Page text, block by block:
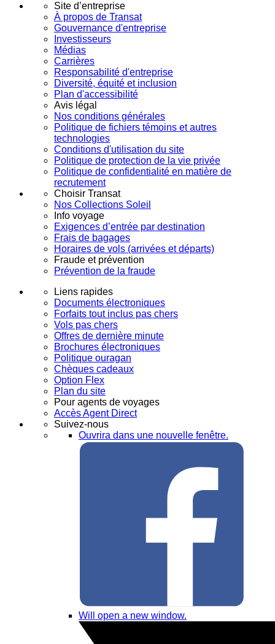
Site d’entreprise
À propos de Transat
Gouvernance d'entreprise
Investisseurs
Médias
Carrières
Responsabilité d'entreprise
Diversité, équité et inclusion
Plan d'accessibilité
Avis légal
Nos conditions générales
Politique de fichiers témoins et autres
technologies
Conditions d'utilisation du site
Politique de protection de la vie privée
Politique de confidentialité en matière de
recrutement
Choisir Transat
Nos Collections Soleil
Info voyage
Exigences d’entrée par destination
Frais de bagages
Horaires de vols (arrivées et départs)
Fraude et prévention
Prévention de la fraude
Liens rapides
Documents électroniques
Forfaits tout inclus pas chers
Vols pas chers
Offres de dernière minute
Brochures électroniques
Politique ouragan
Chèques cadeaux
Option Flex
Plan du site
Pour agents de voyages
Accès Agent Direct
Suivez-nous
Ouvrira dans une nouvelle fenêtre.
Will open a new window.